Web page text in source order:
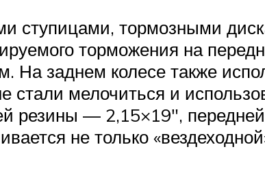
ступицами, тормозными
торможения на
На заднем колесе также
стали мелочиться и
резины — 2,15×19″,
не только